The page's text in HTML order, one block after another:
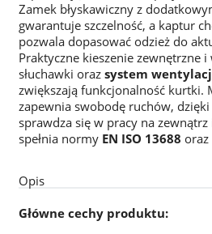
Zamek błyskawiczny z
gwarantuje szczelność, a kaptur
pozwala dopasować odzież do
Praktyczne kieszenie zewnętrzne
słuchawki oraz system
zwiększają funkcjonalność kurtki.
zapewnia swobodę ruchów,
sprawdza się w pracy na
spełnia normy EN ISO 13688 oraz
Opis
Główne cechy produktu: